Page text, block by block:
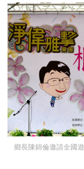
鄉長陳錦倫邀請全國